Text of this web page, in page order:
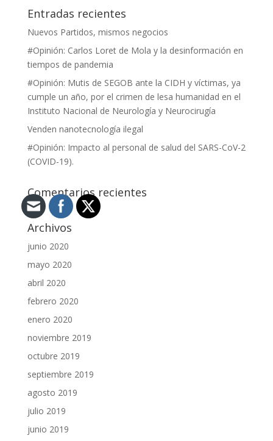
Entradas recientes
Nuevos Partidos, mismos negocios
#Opinión: Carlos Loret de Mola y la desinformación en
tiempos de pandemia
#Opinión: Mutis de SEGOB ante la CIDH y víctimas, ya
cumple un año, por el crimen de lesa humanidad en el
Instituto Nacional de Neurología y Neurocirugía
Venden nanotecnología ilegal
#Opinión: Impacto al personal de salud del SARS-CoV-2
(COVID-19).
Comentarios recientes
Archivos
junio 2020
mayo 2020
abril 2020
febrero 2020
enero 2020
noviembre 2019
octubre 2019
septiembre 2019
agosto 2019
julio 2019
junio 2019